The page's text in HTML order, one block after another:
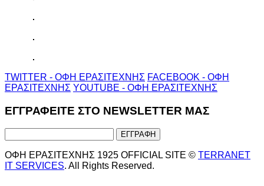
TWITTER - ΟΦΗ ΕΡΑΣΙΤΕΧΝΗΣ FACEBOOK - ΟΦΗ
ΕΡΑΣΙΤΕΧΝΗΣ YOUTUBE - ΟΦΗ ΕΡΑΣΙΤΕΧΝΗΣ
ΕΓΓΡΑΦΕΙΤΕ ΣΤΟ NEWSLETTER ΜΑΣ
ΟΦΗ ΕΡΑΣΙΤΕΧΝΗΣ 1925 OFFICIAL SITE © TERRANET
IT SERVICES. All Rights Reserved.